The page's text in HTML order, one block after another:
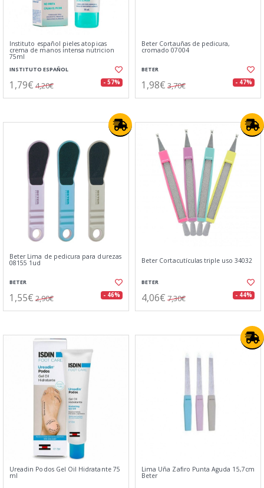
Instituto español pieles atopicas
crema de manos intensa nutricion
75ml
INSTITUTO ESPAÑOL
1,79€ 4,20€ - 57%
Beter Cortauñas de pedicura,
cromado 07004
BETER
1,98€ 3,70€ - 47%
Beter Lima de pedicura para durezas
08155 1ud
BETER
1,55€ 2,90€ - 46%
Beter Cortacutículas triple uso 34032
BETER
4,06€ 7,30€ - 44%
Ureadin Podos Gel Oil Hidratante 75
ml
Lima Uña Zafiro Punta Aguda 15,7cm
Beter